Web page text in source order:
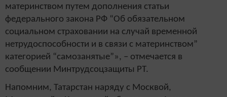
материнством путем дополнения статьи
федерального закона РФ “Об обязательном
социальном страховании на случай временной
нетрудоспособности и в связи с материнством”
категорией “самозанятые”», – отмечается в
сообщении Минтрудсоцзащиты РТ.
Напомним, Татарстан наряду с Москвой,